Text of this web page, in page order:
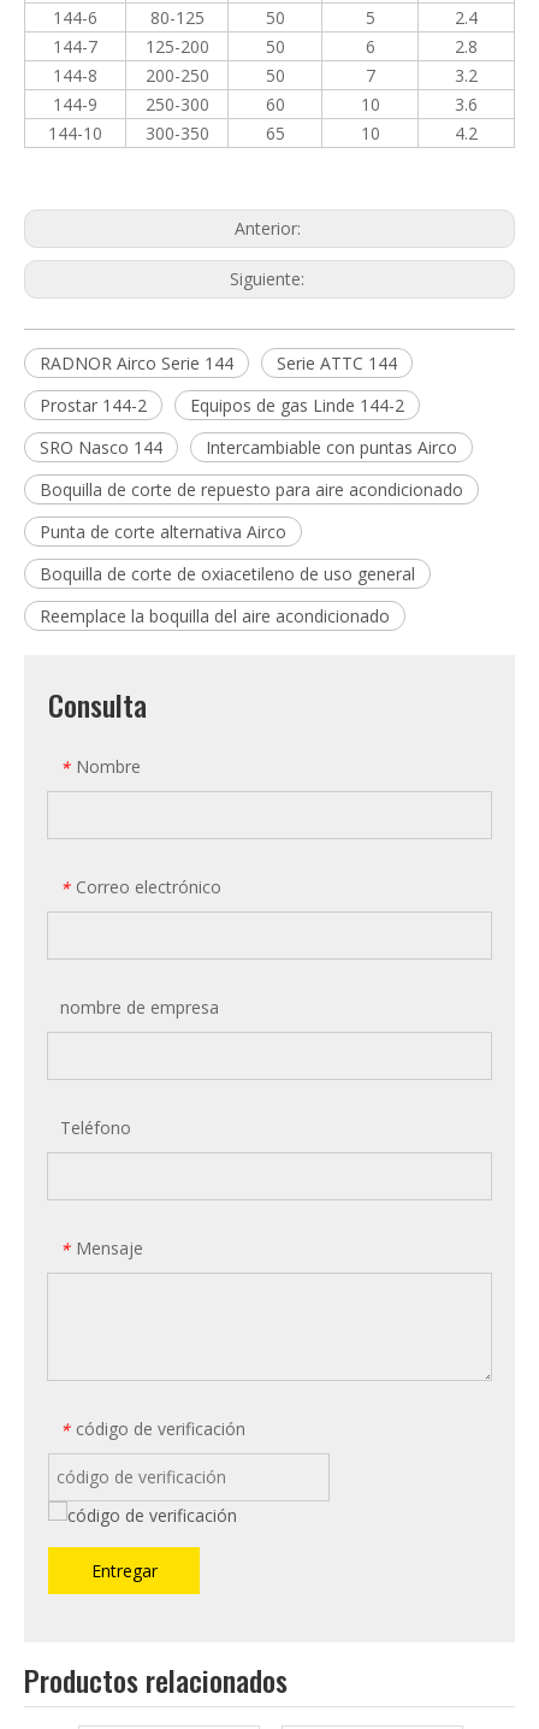
144-6 80-125 50 5
2.4
144-7 125-200 50 6
2.8
144-8 200-250 50 7
3.2
144-9 250-300 60 10
3.6
144-10
300-350 65 10 4.2
Anterior:
Siguiente:
RADNOR Airco Serie 144
Serie ATTC 144
Prostar 144-2
Equipos de gas Linde 144-2
SRO Nasco 144
Intercambiable con puntas Airco
Boquilla de corte de repuesto para aire acondicionado
Punta de corte alternativa Airco
Boquilla de corte de oxiacetileno de uso general
Reemplace la boquilla del aire acondicionado
Consulta
* Nombre
* Correo electrónico
nombre de empresa
Teléfono
* Mensaje
* código de verificación
Entregar
Productos relacionados